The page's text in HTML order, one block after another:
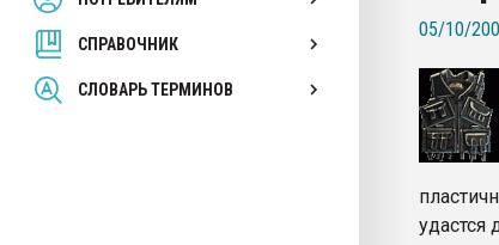
СПРАВОЧНИК
СЛОВАРЬ ТЕРМИНОВ
покупка, обмен
05/10/
удастся